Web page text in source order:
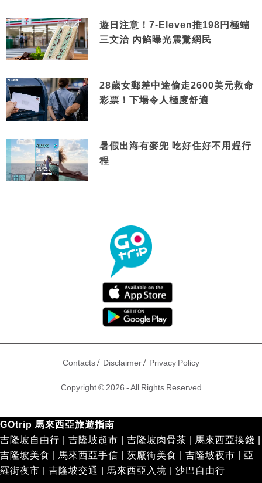
遊日注意！7-Eleven推198円極端
三文治 內餡曝光震驚網民
28歲女郵差中途偷走2600美元救命
彩票！下場令人極度舒適
暑假出海有麥兜 吃好住好不用趕行
程
Contacts/ Disclaimer/ Privacy Policy
Copyright © 2026 - All Rights Reserved
GOtrip 馬來西亞旅遊指南
吉隆坡自由行
吉隆坡超市 吉隆坡肉骨茶 馬來西亞換錢
吉隆坡美食
馬來西亞手信 茨廠街美食 吉隆坡夜市
亞
羅街夜市
吉隆坡交通 馬來西亞入境 沙巴自由行